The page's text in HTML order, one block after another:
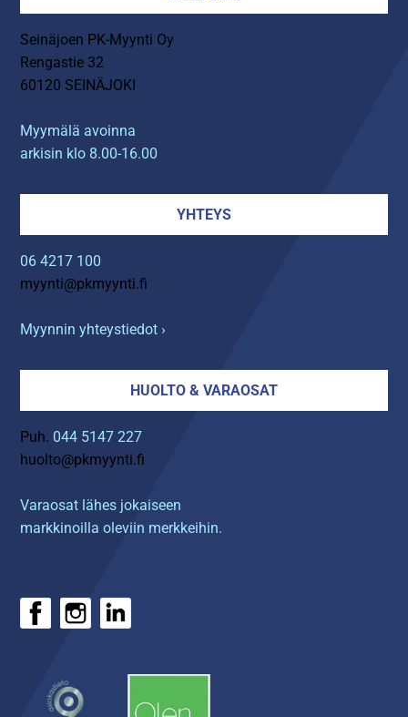
Seinäjoen PK-Myynti Oy
Rengastie 32
60120 SEINÄJOKI
Myymälä avoinna
arkisin klo 8.00-16.00
YHTEYS
06 4217 100
myynti@pkmyynti.fi
Myynnin yhteystiedot ›
HUOLTO & VARAOSAT
Puh. 044 5147 227
huolto@pkmyynti.fi
Varaosat lähes jokaiseen
markkinoilla oleviin merkkeihin.